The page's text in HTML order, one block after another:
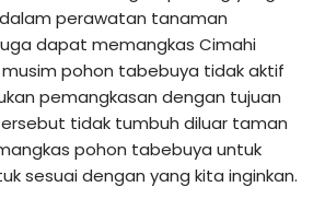
perawatan tanaman
dapat memangkas Cimahi
pohon tabebuya tidak aktif
pemangkasan dengan tujuan
tidak tumbuh diluar taman
pohon tabebuya untuk
sesuai dengan yang kita inginkan.